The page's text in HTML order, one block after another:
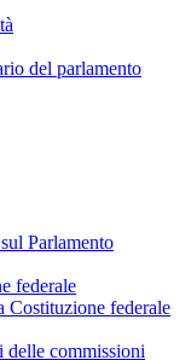
del parlamento
Parlamento
federale
Costituzione federale
delle commissioni